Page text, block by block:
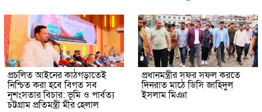
প্রচলিত আইনের কাঠগড়াতেই
নিশ্চিত করা হবে বিগত সব
নৃশংসতার বিচার: ভূমি ও পার্বত্য
চট্টগ্রাম প্রতিমন্ত্রী মীর হেলাল
প্রধানমন্ত্রীর সফর সফল করতে
দিনরাত মাঠে ডিসি জাহিদুল
ইসলাম মিঞা